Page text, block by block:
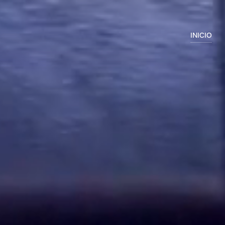
INICIO